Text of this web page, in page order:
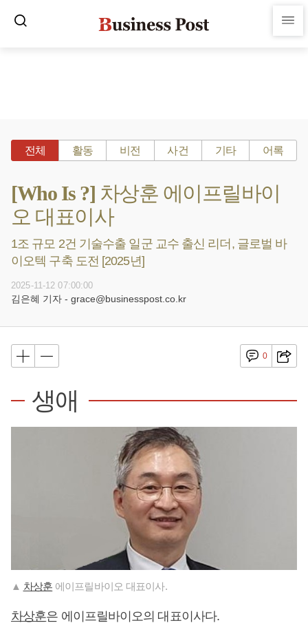
전체 활동 비전 사건 기타 어록
[Who Is ?] 차상훈 에이프릴바이
오 대표이사
1조 규모 2건 기술수출 일군 교수 출신 리더, 글로벌 바
이오텍 구축 도전 [2025년]
2025-11-12 07:00:00
김은혜 기자 - grace@businesspost.co.kr
0
생애
▲ 차상훈 에이프릴바이오 대표이사.
차상훈은 에이프릴바이오의 대표이사다.